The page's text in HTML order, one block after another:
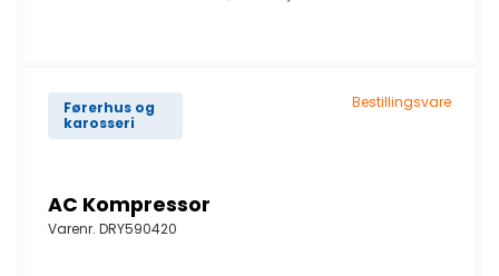
Førerhus og
karosseri
Bestillingsvare
AC Kompressor
Varenr. DRY590420